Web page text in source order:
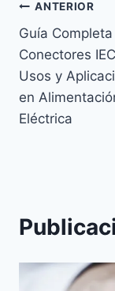
de
entradas
ANTERIOR
Guía
Conectores
Usos y
en
Eléctrica